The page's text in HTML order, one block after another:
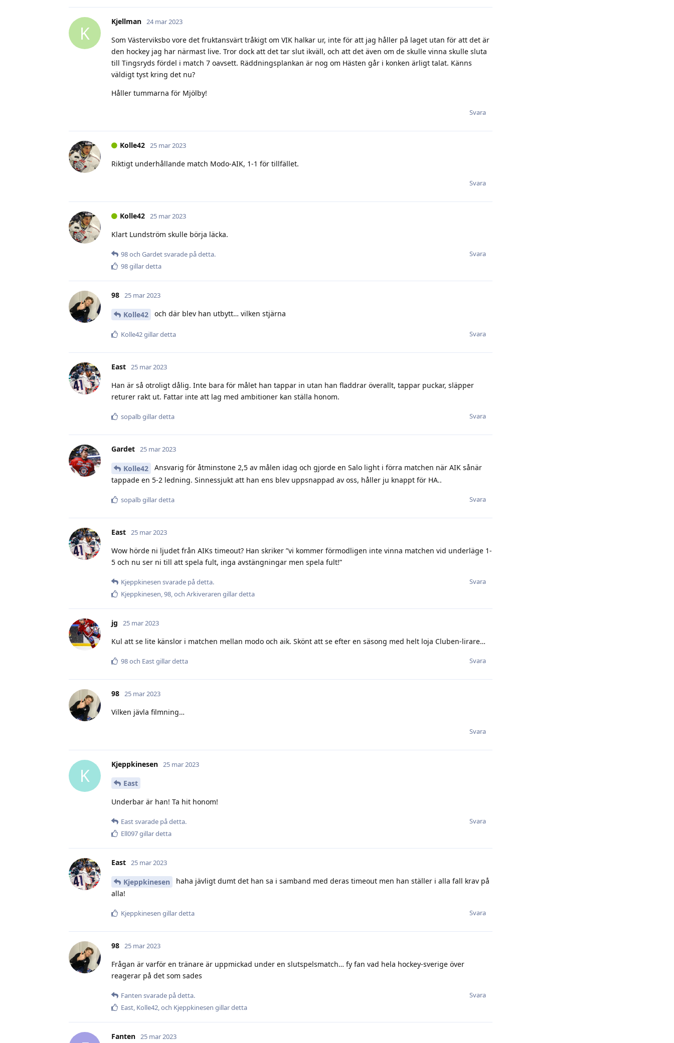
K
Kjellman 24 mar 2023
Som Västerviksbo vore det fruktansvärt tråkigt om VIK halkar ur, inte för att jag håller på laget utan för att det är
den hockey jag har närmast live. Tror dock att det tar slut ikväll, och att det även om de skulle vinna skulle sluta
till Tingsryds fördel i match 7 oavsett. Räddningsplankan är nog om Hästen går i konken ärligt talat. Känns
väldigt tyst kring det nu?
Håller tummarna för Mjölby!
Svara
Kolle42 25 mar 2023
Riktigt underhållande match Modo-AIK, 1-1 för tillfället.
Svara
Kolle42 25 mar 2023
Klart Lundström skulle börja läcka.
Svara
98och Gardetsvarade på detta.
98gillar detta
98 25 mar 2023
Kolle42 och där blev han utbytt… vilken stjärna
Svara
Kolle42gillar detta
East 25 mar 2023
Han är så otroligt dålig. Inte bara för målet han tappar in utan han fladdrar överallt, tappar puckar, släpper
returer rakt ut. Fattar inte att lag med ambitioner kan ställa honom.
Svara
sopalbgillar detta
Gardet 25 mar 2023
Kolle42
Ansvarig för åtminstone 2,5 av målen idag och gjorde en Salo light i förra matchen när AIK sånär
tappade en 5-2 ledning. Sinnessjukt att han ens blev uppsnappad av oss, håller ju knappt för HA..
Svara
sopalbgillar detta
East 25 mar 2023
Wow hörde ni ljudet från AIKs timeout? Han skriker ”vi kommer förmodligen inte vinna matchen vid underläge 1-
5 och nu ser ni till att spela fult, inga avstängningar men spela fult!”
Svara
Kjeppkinesen svarade på detta.
Kjeppkinesen 98 , och Arkiveraren gillar detta
jg 25 mar 2023
Kul att se lite känslor i matchen mellan modo och aik. Skönt att se efter en säsong med helt loja Cluben-lirare…
Svara
98och Eastgillar detta
98 25 mar 2023
Vilken jävla filmning…
Svara
K
Kjeppkinesen 25 mar 2023
East
Underbar är han! Ta hit honom!
Svara
Eastsvarade på detta.
Ell097gillar detta
East 25 mar 2023
Kjeppkinesen
haha jävligt dumt det han sa i samband med deras timeout men han ställer i alla fall krav på
alla!
Svara
Kjeppkinesen gillar detta
98 25 mar 2023
Frågan är varför en tränare är uppmickad under en slutspelsmatch… fy fan vad hela hockey-sverige över
reagerar på det som sades
Svara
Fanten svarade på detta.
East, Kolle42, och Kjeppkinesen gillar detta
Fanten 25 mar 2023